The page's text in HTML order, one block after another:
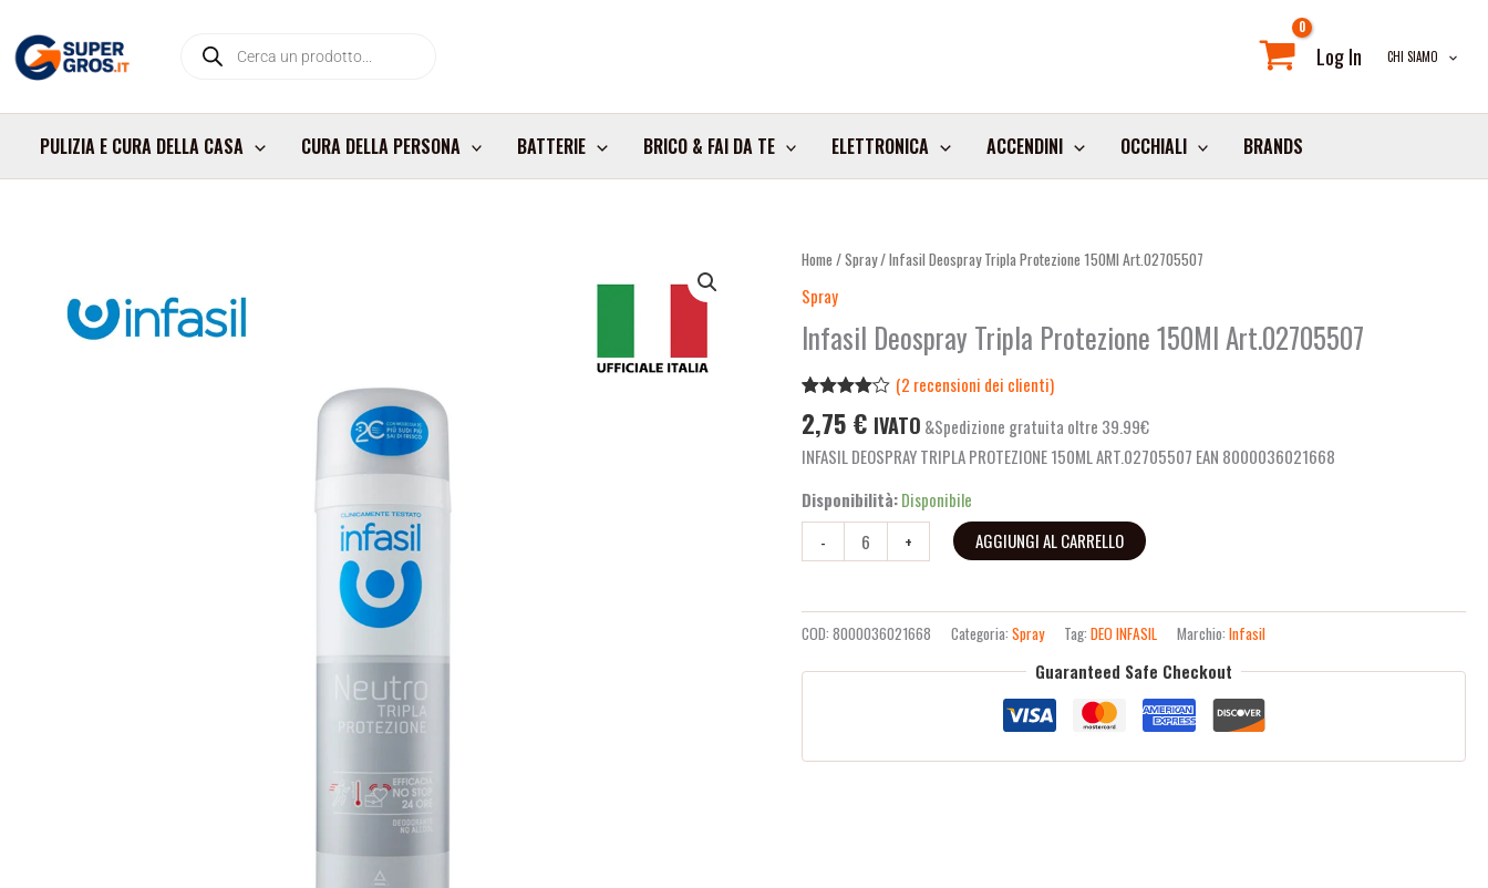
contenuto
search Log In CHI SIAMO
PULIZIA E CURA DELLA CASA CURA DELLA PERSONA BATTERIE BRICO & FAI DA TE ELETTRONICA ACCENDINI OCCHIALI BRANDS
Home /Spray/ Infasil Deospray Tripla Protezione 150Ml Art.02705507
Spray
Infasil Deospray Tripla Protezione 150Ml Art.02705507
4.00su
5 su
base di
(2 recensioni dei clienti)
2,75 € IVATO &Spedizione gratuita oltre 39.99€
INFASIL DEOSPRAY TRIPLA PROTEZIONE 150ML ART.02705507 EAN 8000036021668
Disponibilità:Disponibile
-
Infasil
Deospray
Tripla
Protezione
Art.02705507
quantità
+ AGGIUNGI AL CARRELLO
COD:8000036021668 Categoria:Spray Tag:DEO INFASIL Marchio:Infasil
Guaranteed Safe Checkout